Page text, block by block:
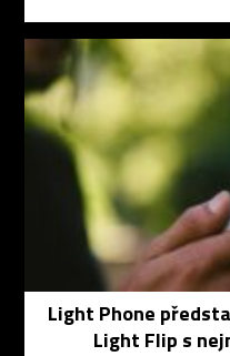
Light Phone
Light Flip s